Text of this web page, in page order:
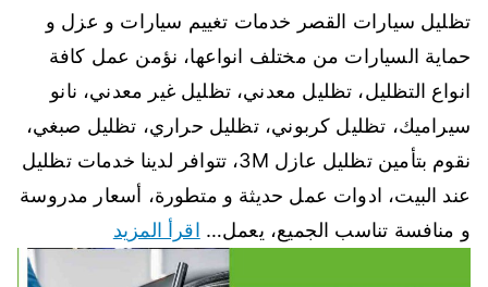
تظليل سيارات القصر خدمات تغييم سيارات و عزل و
حماية السيارات من مختلف انواعها، نؤمن عمل كافة
انواع التظليل، تظليل معدني، تظليل غير معدني، نانو
سيراميك، تظليل كربوني، تظليل حراري، تظليل صبغي،
نقوم بتأمين تظليل عازل 3M، تتوافر لدينا خدمات تظليل
عند البيت، ادوات عمل حديثة و متطورة، أسعار مدروسة
و منافسة تناسب الجميع، يعمل… اقرأ المزيد